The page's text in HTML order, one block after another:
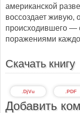
американской
воссоздает живую,
происходившего —
поражениями
Скачать книгу
.PDF
.DjVu
Добавить